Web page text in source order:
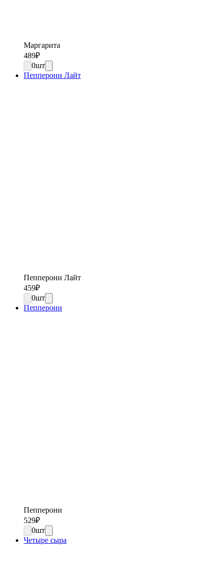
Маргарита
489₽
0шт
Пепперони Лайт
Пепперони Лайт
459₽
0шт
Пепперони
Пепперони
529₽
0шт
Четыре сыра